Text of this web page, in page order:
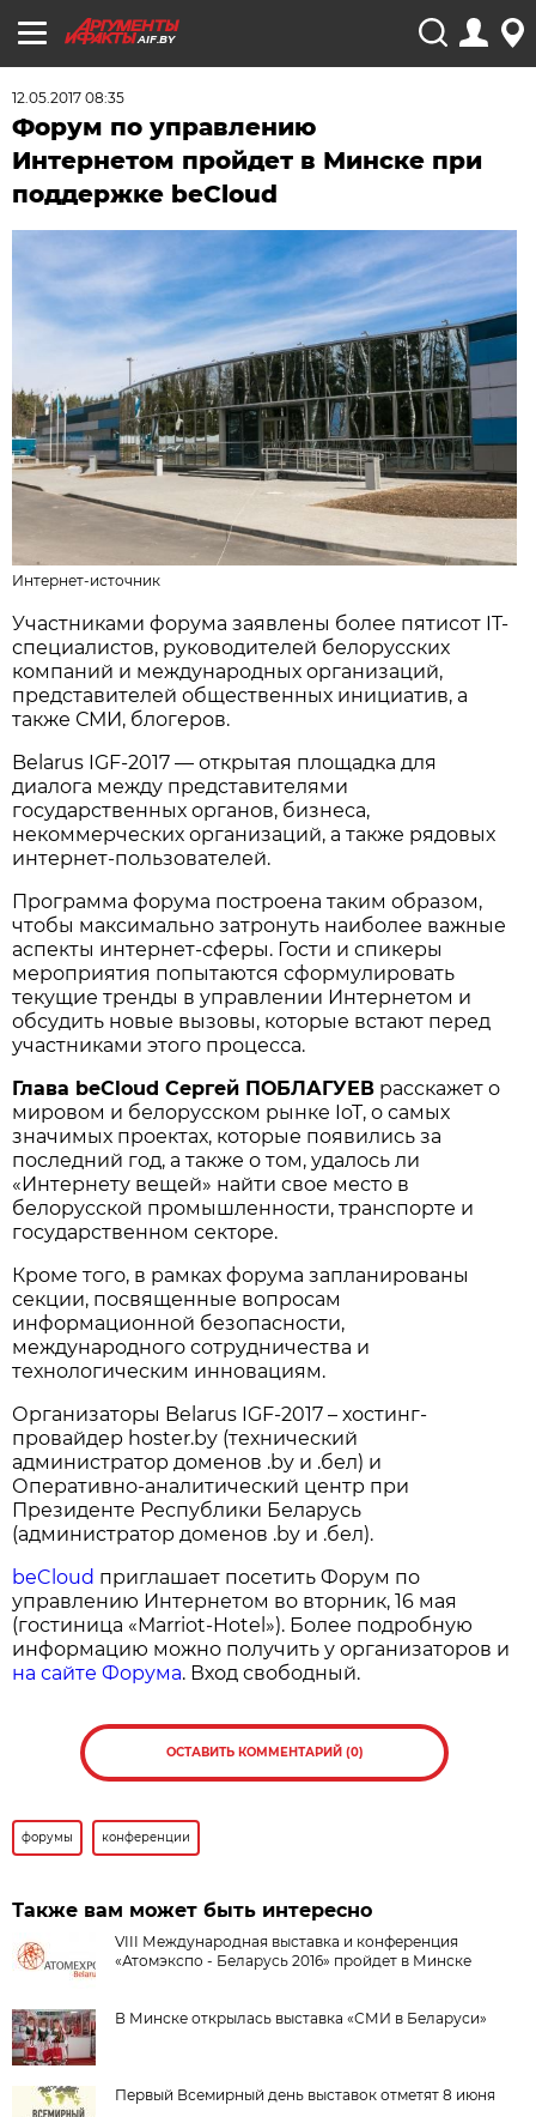
AIF.BY
12.05.2017 08:35
Форум по управлению
Интернетом пройдет в Минске при
поддержке beCloud
Интернет-источник
Участниками форума заявлены более пятисот IT-
специалистов, руководителей белорусских
компаний и международных организаций,
представителей общественных инициатив, а
также СМИ, блогеров.
Belarus IGF-2017 — открытая площадка для
диалога между представителями
государственных органов, бизнеса,
некоммерческих организаций, а также рядовых
интернет-пользователей.
Программа форума построена таким образом,
чтобы максимально затронуть наиболее важные
аспекты интернет-сферы. Гости и спикеры
мероприятия попытаются сформулировать
текущие тренды в управлении Интернетом и
обсудить новые вызовы, которые встают перед
участниками этого процесса.
Глава beCloud Сергей ПОБЛАГУЕВ расскажет о
мировом и белорусском рынке IoT, о самых
значимых проектах, которые появились за
последний год, а также о том, удалось ли
«Интернету вещей» найти свое место в
белорусской промышленности, транспорте и
государственном секторе.
Кроме того, в рамках форума запланированы
секции, посвященные вопросам
информационной безопасности,
международного сотрудничества и
технологическим инновациям.
Организаторы Belarus IGF-2017 – хостинг-
провайдер hoster.by (технический
администратор доменов .by и .бел) и
Оперативно-аналитический центр при
Президенте Республики Беларусь
(администратор доменов .by и .бел).
beCloud приглашает посетить Форум по
управлению Интернетом во вторник, 16 мая
(гостиница «Marriot-Hotel»). Более подробную
информацию можно получить у организаторов и
на сайте Форума. Вход свободный.
ОСТАВИТЬ КОММЕНТАРИЙ (0)
форумы конференции
Также вам может быть интересно
VIII Международная выставка и конференция
«Атомэкспо - Беларусь 2016» пройдет в Минске
В Минске открылась выставка «СМИ в Беларуси»
Первый Всемирный день выставок отметят 8 июня